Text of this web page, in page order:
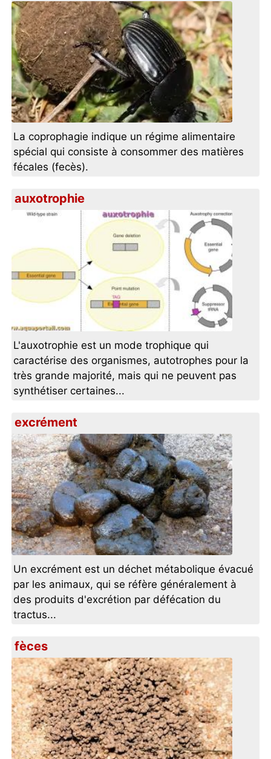
La coprophagie indique un régime alimentaire
spécial qui consiste à consommer des matières
fécales (fecès).
auxotrophie
L'auxotrophie est un mode trophique qui
caractérise des organismes, autotrophes pour la
très grande majorité, mais qui ne peuvent pas
synthétiser certaines...
excrément
Un excrément est un déchet métabolique évacué
par les animaux, qui se réfère généralement à
des produits d'excrétion par défécation du
tractus...
fèces